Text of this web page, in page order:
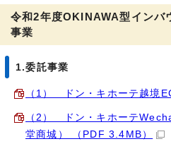
令和2年度OKINAWA型インバ
事業
1.委託事業
（1） ドン・キホーテ越境
（2） ドン・キホーテ
堂商城） （PDF 3.4MB）